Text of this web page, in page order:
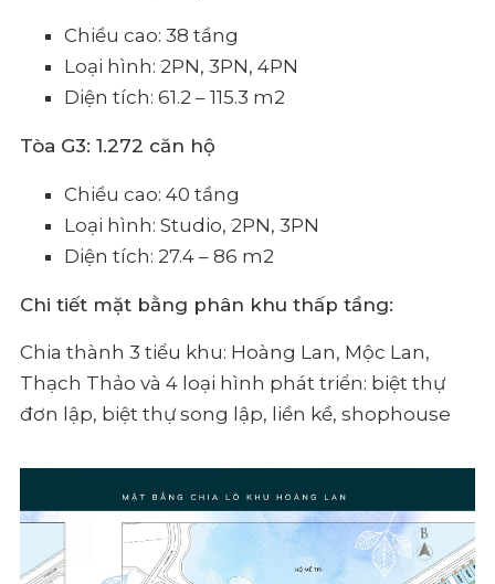
Chiều cao: 38 tầng
Loại hình: 2PN, 3PN, 4PN
Diện tích: 61.2 – 115.3 m2
Tòa G3: 1.272 căn hộ
Chiều cao: 40 tầng
Loại hình: Studio, 2PN, 3PN
Diện tích: 27.4 – 86 m2
Chi tiết mặt bằng phân khu thấp tầng:
Chia thành 3 tiểu khu: Hoàng Lan, Mộc Lan,
Thạch Thảo và 4 loại hình phát triển: biệt thự
đơn lập, biệt thự song lập, liền kề, shophouse